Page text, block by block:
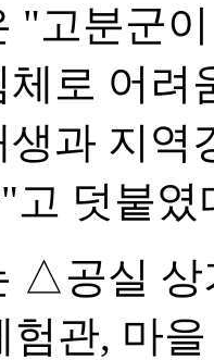
"고분군
로 어
과 지역
고 덧붙였
△공실
험관, 마